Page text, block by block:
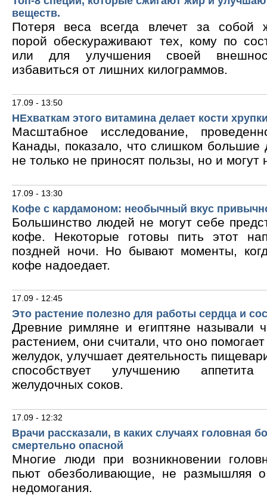
веществ.
Потеря веса всегда влечет за собой
порой обескураживают тех, кому по
или для улучшения своей
избавиться от лишних килограммов.
17.09 - 13:50
НЕхваткам этого витамина делает кости
Масштабное исследование,
Канады, показало, что слишком большие
не только не приносят пользы, но и могут
17.09 - 13:30
Кофе с кардамоном: необычный вкус
Большинство людей не могут себе
кофе. Некоторые готовы пить этот
поздней ночи. Но бывают моменты,
кофе надоедает.
17.09 - 12:45
Это растение полезно для работы сердца и
Древние римляне и египтяне называли
растением, они считали, что оно
желудок, улучшает деятельность
способствует улучшению
желудочных соков.
17.09 - 12:32
Врачи рассказали, в каких случаях головная
смертельно опасной
Многие люди при возникновении
пьют обезболивающие, не размышляя о
недомогания.